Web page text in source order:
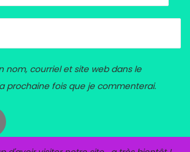
nom, courriel et site web dans le
prochaine fois que je commenterai.